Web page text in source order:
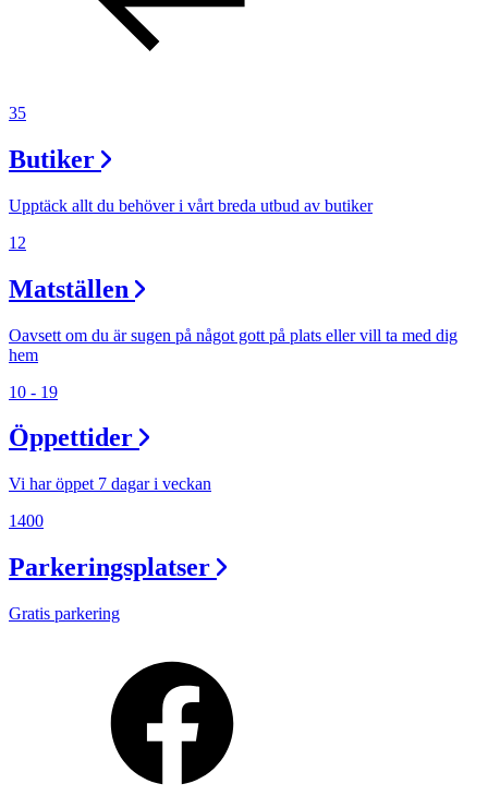
Magasin
Presentkort
35
Butiker
Upptäck allt du behöver i vårt breda utbud av butiker
12
Matställen
Oavsett om du är sugen på något gott på plats eller vill ta med dig
hem
10 - 19
Öppettider
Vi har öppet 7 dagar i veckan
1400
Parkeringsplatser
Gratis parkering